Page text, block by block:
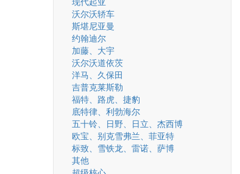
沃尔沃轿车
斯堪尼亚曼
约翰迪尔
加藤、大宇
沃尔沃道依茨
洋马、久保田
吉普克莱斯勒
福特、路虎、捷豹
底特律、利勃海尔
五十铃、日野、日立、杰西博
欧宝、别克雪弗兰、菲亚特
标致、雪铁龙、雷诺、萨博
其他